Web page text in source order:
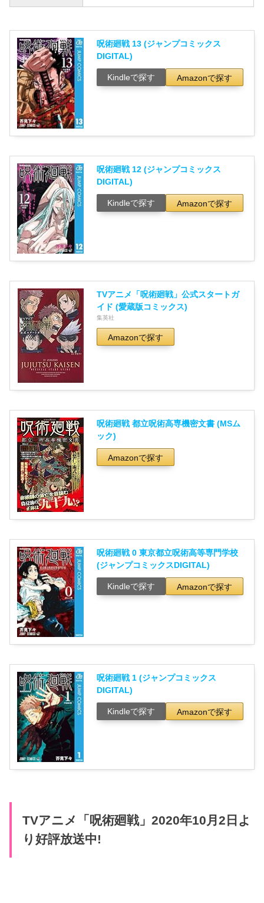
呪術廻戦 13 (ジャンプコミックス
DIGITAL)
Kindleで探す Amazonで探す
呪術廻戦 12 (ジャンプコミックス
DIGITAL)
Kindleで探す Amazonで探す
TVアニメ「呪術廻戦」公式スタートガ
イド (愛蔵版コミックス)
集英社
Amazonで探す
呪術廻戦 都立呪術高専機密文書 (MSム
ック)
Amazonで探す
呪術廻戦 0 東京都立呪術高等専門学校
(ジャンプコミックスDIGITAL)
Kindleで探す Amazonで探す
呪術廻戦 1 (ジャンプコミックス
DIGITAL)
Kindleで探す Amazonで探す
TVアニメ「呪術廻戦」2020年10月2日よ
り好評放送中!